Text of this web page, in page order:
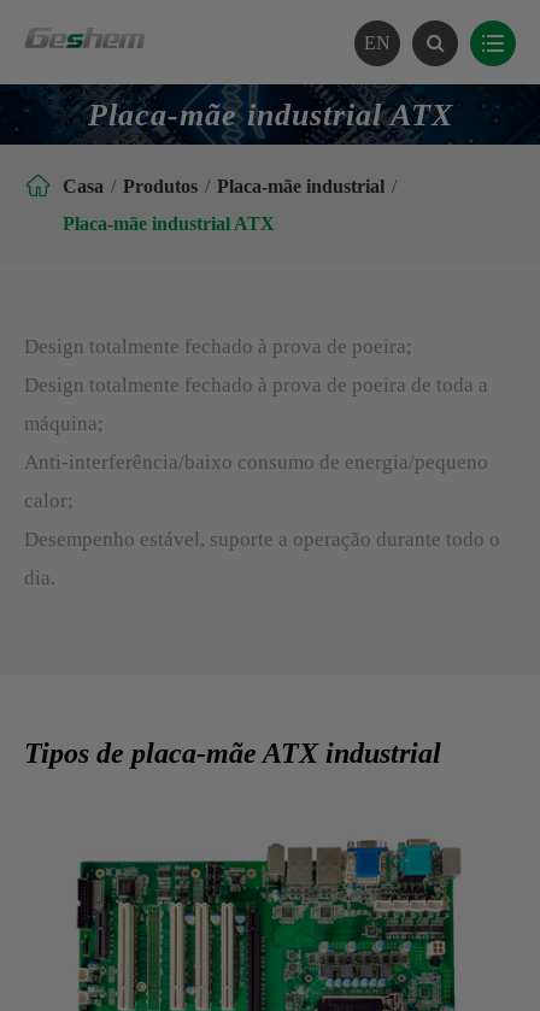
EN
Placa-mãe industrial ATX
 Casa Produtos
Placa-mãe industrial
Placa-mãe industrial ATX
Design totalmente fechado à prova de poeira;
Design totalmente fechado à prova de poeira de toda a
máquina;
Anti-interferência/baixo consumo de energia/pequeno
calor;
Desempenho estável, suporte a operação durante todo o
dia.
Tipos de placa-mãe ATX industrial